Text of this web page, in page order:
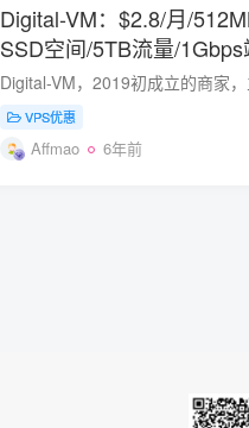
Digital-VM：$2.8/月/
SSD空间/5TB流量/
本/新加坡/洛杉矶/挪威/西
VPS优惠
Affmao 6年前